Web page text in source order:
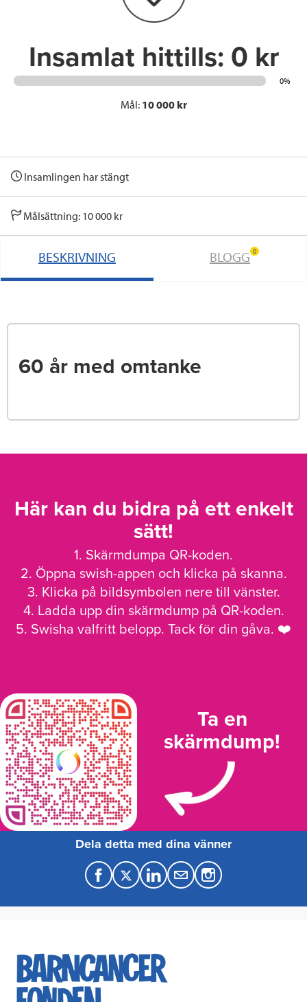
n
Insamlat hittills: 0 kr
0%
Mål: 10 000 kr
Insamlingen har stängt
Målsättning: 10 000 kr
BESKRIVNING BLOGG 0
60 år med omtanke
Här kan du bidra på ett enkelt
sätt!
1. Skärmdumpa QR-koden.
2. Öppna swish-appen och klicka på skanna.
3. Klicka på bildsymbolen nere till vänster.
4. Ladda upp din skärmdump på QR-koden.
5. Swisha valfritt belopp. Tack för din gåva. ❤️
Ta en
skärmdump!
Dela detta med dina vänner
F
a
e
b
T
w
t
t
L
i
k
e
M
a